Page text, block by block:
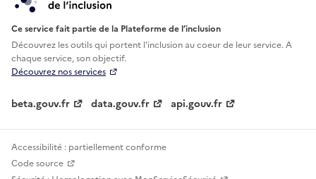
Ce service fait partie de la Plateforme de l’inclusion
Découvrez les outils qui portent l'inclusion aucoeur de leur service. A
chaque service, son objectif.
Découvrez nos services
beta.gouv.fr data.gouv.fr api.gouv.fr
Accessibilité : partiellement conforme
Code source